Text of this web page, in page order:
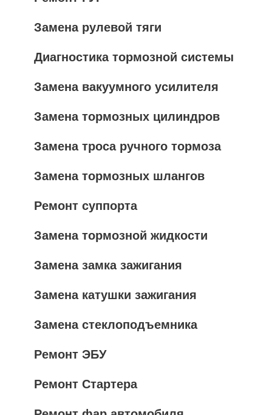
Замена рулевой тяги
Диагностика тормозной системы
Замена вакуумного усилителя
Замена тормозных цилиндров
Замена троса ручного тормоза
Замена тормозных шлангов
Ремонт суппорта
Замена тормозной жидкости
Замена замка зажигания
Замена катушки зажигания
Замена стеклоподъемника
Ремонт ЭБУ
Ремонт Стартера